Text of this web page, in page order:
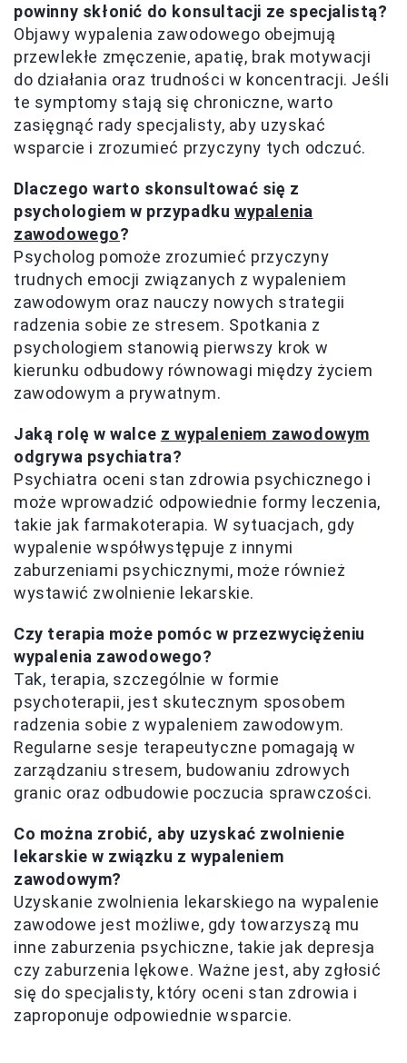
powinny skłonić do konsultacji ze specjalistą?
Objawy wypalenia zawodowego obejmują
przewlekłe zmęczenie, apatię, brak motywacji
do działania oraz trudności w koncentracji. Jeśli
te symptomy stają się chroniczne, warto
zasięgnąć rady specjalisty, aby uzyskać
wsparcie i zrozumieć przyczyny tych odczuć.
Dlaczego warto skonsultować się z
psychologiem w przypadkuwypalenia
zawodowego?
Psycholog pomoże zrozumieć przyczyny
trudnych emocji związanych z wypaleniem
zawodowym oraz nauczy nowych strategii
radzenia sobie ze stresem. Spotkania z
psychologiem stanowią pierwszy krok w
kierunku odbudowy równowagi między życiem
zawodowym a prywatnym.
Jaką rolę w walce z wypaleniem zawodowym
odgrywa psychiatra?
Psychiatra oceni stan zdrowia psychicznego i
może wprowadzić odpowiednie formy leczenia,
takie jak farmakoterapia. W sytuacjach, gdy
wypalenie współwystępuje z innymi
zaburzeniami psychicznymi, może również
wystawić zwolnienie lekarskie.
Czy terapia może pomóc w przezwyciężeniu
wypalenia zawodowego?
Tak, terapia, szczególnie w formie
psychoterapii, jest skutecznym sposobem
radzenia sobie z wypaleniem zawodowym.
Regularne sesje terapeutyczne pomagają w
zarządzaniu stresem, budowaniu zdrowych
granic oraz odbudowie poczucia sprawczości.
Co można zrobić, aby uzyskać zwolnienie
lekarskie w związku z wypaleniem
zawodowym?
Uzyskanie zwolnienia lekarskiego na wypalenie
zawodowe jest możliwe, gdy towarzyszą mu
inne zaburzenia psychiczne, takie jak depresja
czy zaburzenia lękowe. Ważne jest, aby zgłosić
się do specjalisty, który oceni stan zdrowia i
zaproponuje odpowiednie wsparcie.